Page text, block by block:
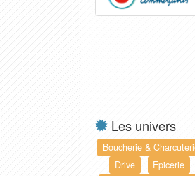
Les univers
Boucherie &
Drive
Epicerie